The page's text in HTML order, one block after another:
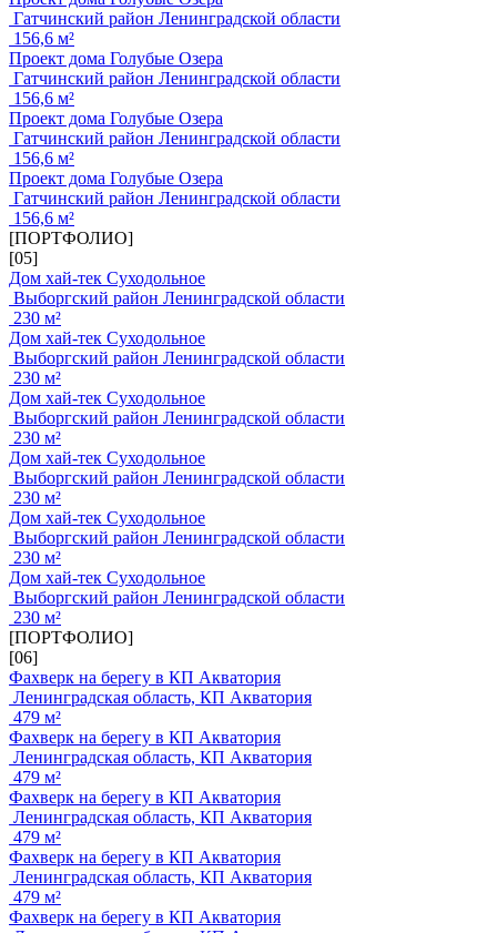
Гатчинский район Ленинградской области
156,6 м²
Проект дома Голубые Озера
Гатчинский район Ленинградской области
156,6 м²
Проект дома Голубые Озера
Гатчинский район Ленинградской области
156,6 м²
Проект дома Голубые Озера
Гатчинский район Ленинградской области
156,6 м²
[ПОРТФОЛИО]
[05]
Дом хай-тек Суходольное
Выборгский район Ленинградской области
230 м²
Дом хай-тек Суходольное
Выборгский район Ленинградской области
230 м²
Дом хай-тек Суходольное
Выборгский район Ленинградской области
230 м²
Дом хай-тек Суходольное
Выборгский район Ленинградской области
230 м²
Дом хай-тек Суходольное
Выборгский район Ленинградской области
230 м²
Дом хай-тек Суходольное
Выборгский район Ленинградской области
230 м²
[ПОРТФОЛИО]
[06]
Фахверк на берегу в КП Акватория
Ленинградская область, КП Акватория
479 м²
Фахверк на берегу в КП Акватория
Ленинградская область, КП Акватория
479 м²
Фахверк на берегу в КП Акватория
Ленинградская область, КП Акватория
479 м²
Фахверк на берегу в КП Акватория
Ленинградская область, КП Акватория
479 м²
Фахверк на берегу в КП Акватория